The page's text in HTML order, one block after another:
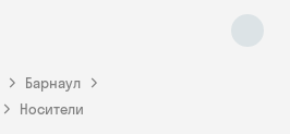
Барнаул
Носители